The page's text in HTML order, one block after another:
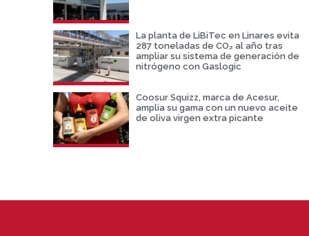
La planta de LiBiTec en Linares evita
287 toneladas de CO₂ al año tras
ampliar su sistema de generación de
nitrógeno con Gaslogic
Coosur Squizz, marca de Acesur,
amplia su gama con un nuevo aceite
de oliva virgen extra picante